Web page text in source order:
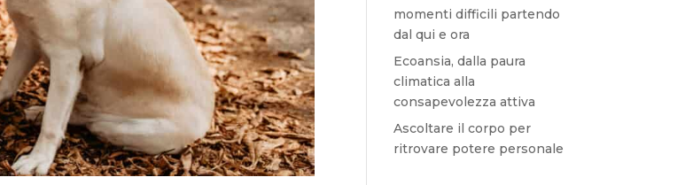
momenti difficili partendo
dal qui e ora
Ecoansia, dalla paura
climatica alla
consapevolezza attiva
Ascoltare il corpo per
ritrovare potere personale